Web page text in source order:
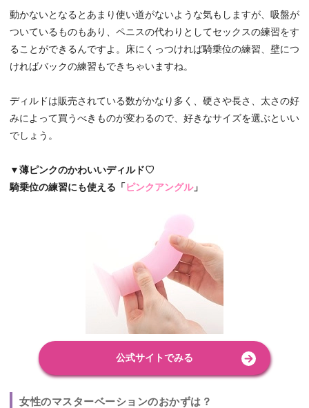
動かないとなるとあまり使い道がないような気もしますが、吸盤が
ついているものもあり、ペニスの代わりとしてセックスの練習をす
ることができるんですよ。床にくっつければ騎乗位の練習、壁につ
ければバックの練習もできちゃいますね。
ディルドは販売されている数がかなり多く、硬さや長さ、太さの好
みによって買うべきものが変わるので、好きなサイズを選ぶといい
でしょう。
▼薄ピンクのかわいいディルド♡
騎乗位の練習にも使える「 ピンクアングル」
公式サイトでみる
女性のマスターベーションのおかずは？